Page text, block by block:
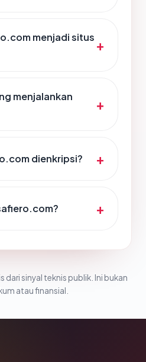
menjadi situs
menjalankan
dienkripsi?
sinyal teknis publik. Ini bukan
atau finansial.